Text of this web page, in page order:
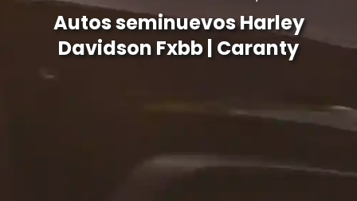
Autos seminuevos Harley
Davidson Fxbb | Caranty